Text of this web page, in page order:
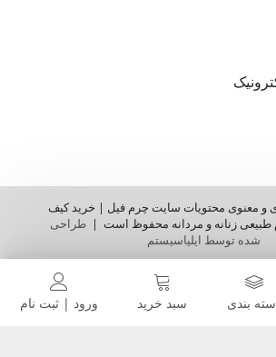
بندی سبد خرید ورود | ثبت نام
و معنوی محتویات سایت چرم فیل | خرید کیف
زنانه و مردانه محفوظ است | طراحی
شده توسط ایلیاسیستم